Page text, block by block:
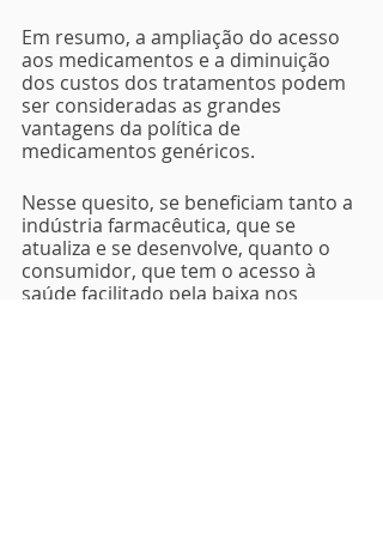
Em resumo, a ampliação do acesso
aos medicamentos e a diminuição
dos custos dos tratamentos podem
ser consideradas as grandes
vantagens da política de
medicamentos genéricos.
Nesse quesito, se beneficiam tanto a
indústria farmacêutica, que se
atualiza e se desenvolve, quanto o
consumidor, que tem o acesso à
saúde facilitado pela baixa nos